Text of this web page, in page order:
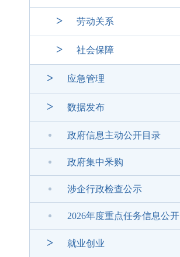
> 劳动关系
> 社会保障
> 应急管理
> 数据发布
政府信息主动公开目录
政府集中釆购
涉企行政检查公示
2026年度重点任务信息公开
> 就业创业